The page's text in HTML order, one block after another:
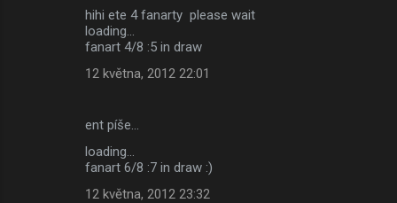
hihi ete 4 fanarty please wait
loading...
fanart 4/8 :5 in draw
12 května, 2012 22:01
ent píše…
loading...
fanart 6/8 :7 in draw :)
12 května, 2012 23:32